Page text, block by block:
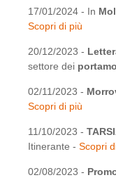
17/01/2024 - In
Scopri di più
20/12/2023 -
settore dei
02/11/2023 -
Scopri di più
11/10/2023 -
Itinerante - Scopri
02/08/2023 -